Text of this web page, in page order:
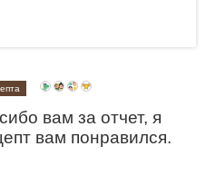
вам за отчет, я
вам понравился.